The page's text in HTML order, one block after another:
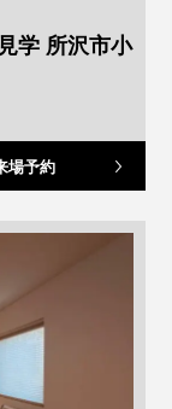
学 所沢市小
場予約